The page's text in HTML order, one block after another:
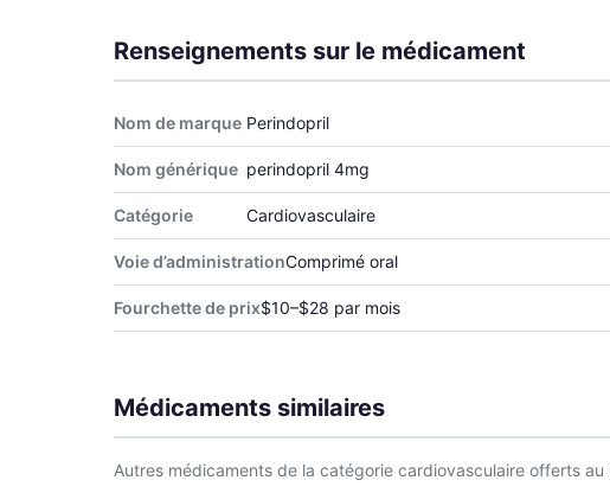
Renseignements sur le médicament
Nom de marque Perindopril
Nom générique perindopril 4mg
Catégorie Cardiovasculaire
Voie d’administrationComprimé oral
Fourchette de prix$10–$28 par mois
Médicaments similaires
Autres médicaments de la catégorie cardiovasculaire offerts